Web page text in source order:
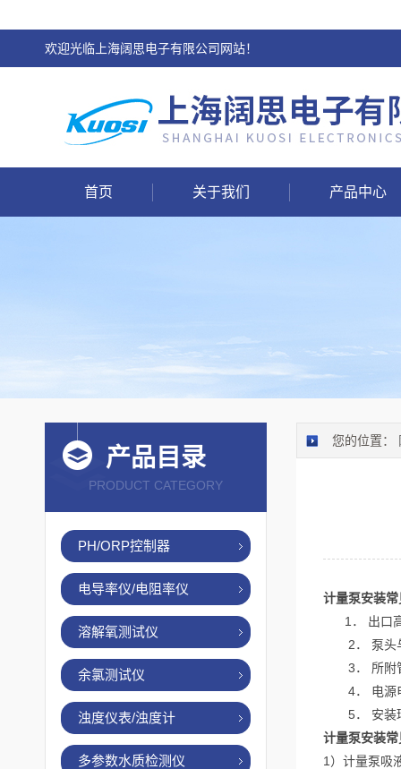
欢迎光临上海阔思电子有限公司网站！
首页 关于我们 产品中心
产品目录
PRODUCT CATEGORY
PH/ORP控制器
电导率仪/电阻率仪
溶解氧测试仪
余氯测试仪
浊度仪表/浊度计
多参数水质检测仪
您的位置：
计量泵安装
1． 出口高
2． 泵头与
3． 所附管
4． 电源
5． 安装
计量泵安装
1）计量泵吸